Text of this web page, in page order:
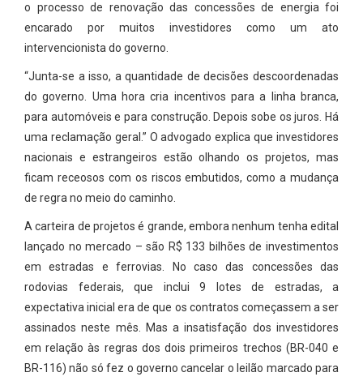
o processo de renovação das concessões de energia foi
encarado por muitos investidores como um ato
intervencionista do governo.
“Junta-se a isso, a quantidade de decisões descoordenadas
do governo. Uma hora cria incentivos para a linha branca,
para automóveis e para construção. Depois sobe os juros. Há
uma reclamação geral.” O advogado explica que investidores
nacionais e estrangeiros estão olhando os projetos, mas
ficam receosos com os riscos embutidos, como a mudança
de regra no meio do caminho.
A carteira de projetos é grande, embora nenhum tenha edital
lançado no mercado – são R$ 133 bilhões de investimentos
em estradas e ferrovias. No caso das concessões das
rodovias federais, que inclui 9 lotes de estradas, a
expectativa inicial era de que os contratos começassem a ser
assinados neste mês. Mas a insatisfação dos investidores
em relação às regras dos dois primeiros trechos (BR-040 e
BR-116) não só fez o governo cancelar o leilão marcado para